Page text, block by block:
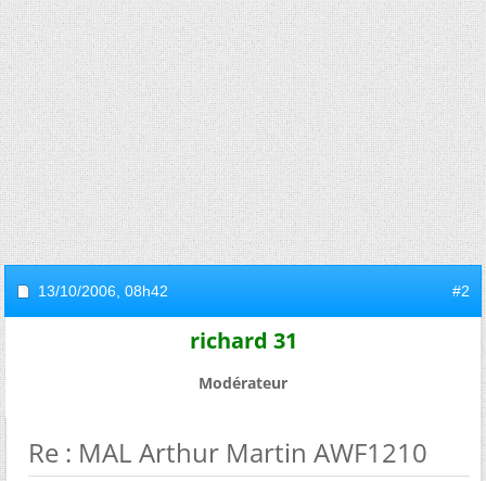
13/10/2006, 08h42 #2
richard 31
Modérateur
Re : MAL Arthur Martin AWF1210